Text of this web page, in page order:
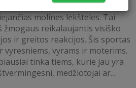
ar kolegoms nepamirštamą
molines lėkšteles. Tai
žmogaus reikalaujantis visiško
ir greitos reakcijos. Šis sportas
vyresniems, vyrams ir moterims.
tinka tiems, kurie jau yra
medžiotojai ar...